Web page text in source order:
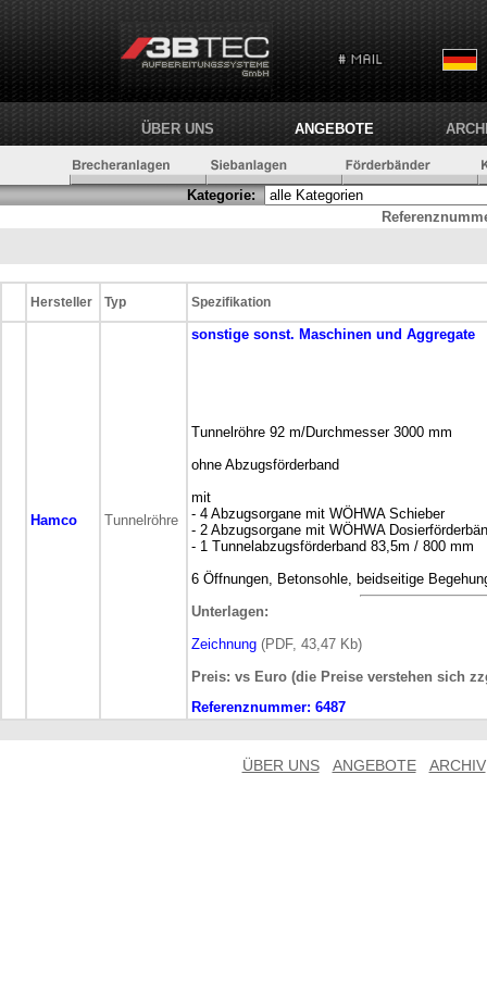
ÜBER UNS ANGEBOTE
Kategorie:
Hersteller Typ Spezifikation
Hamco Tunnelröhre
sonstige sonst. Maschinen und Aggregate
Tunnelröhre 92 m/Durchmesser 3000 mm
ohne Abzugsförderband
mit
- 4 Abzugsorgane mit WÖHWA Schieber
- 2 Abzugsorgane mit WÖHWA
- 1 Tunnelabzugsförderband 83,5m / 800 mm
6 Öffnungen, Betonsohle, beidseitige
Unterlagen:
Zeichnung (PDF, 43,47 Kb)
Preis: vs Euro (die Preise verstehen sich
Referenznummer: 6487
ÜBER UNS ANGEBOTE ARCHIV